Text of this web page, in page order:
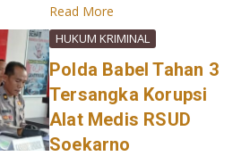
Read More
HUKUM KRIMINAL
Polda Babel Tahan 3
Tersangka Korupsi
Alat Medis RSUD
Soekarno